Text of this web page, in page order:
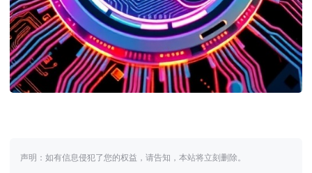
声明：如有信息侵犯了您的权益，请告知，本站将立刻删除。